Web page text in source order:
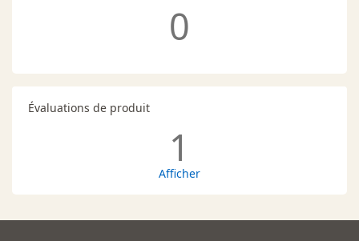
0
Évaluations de produit
1
Afficher